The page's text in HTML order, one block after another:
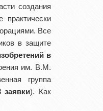
создания
Все
в защите
в
им. В.М.
группа
заявки). Как